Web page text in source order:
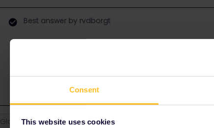
Consent
This website uses cookies
Best answer by rvdborgt
Global Pass Outbound Inbound